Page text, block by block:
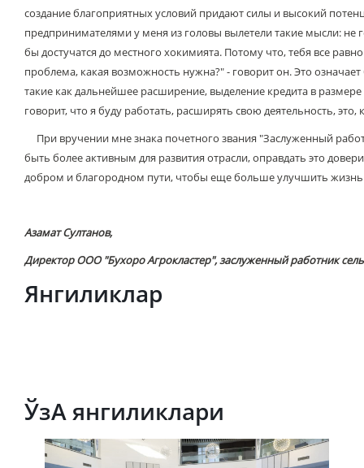
создание благоприятных условий придают силы и высокий
предпринимателями у меня из головы вылетели такие мысли: не
бы достучатся до местного хокимията. Потому что, тебя все
проблема, какая возможность нужна?" - говорит он. Это
такие как дальнейшее расширение, выделение кредита в
говорит, что я буду работать, расширять свою деятельность,
При вручении мне знака почетного звания "Заслуженный
быть более активным для развития отрасли, оправдать это
добром и благородном пути, чтобы еще больше улучшить
Азамат Султанов,
Директор ООО "БухороАгрокластер",заслуженный работник
Янгиликлар
ЎзА янгиликлари